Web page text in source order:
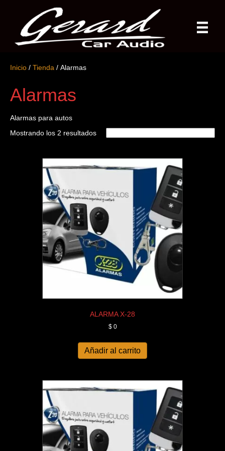
Inicio / Tienda / Alarmas
Alarmas
Alarmas para autos
Mostrando los 2 resultados
ALARMA X-28
$0
Añadir al carrito